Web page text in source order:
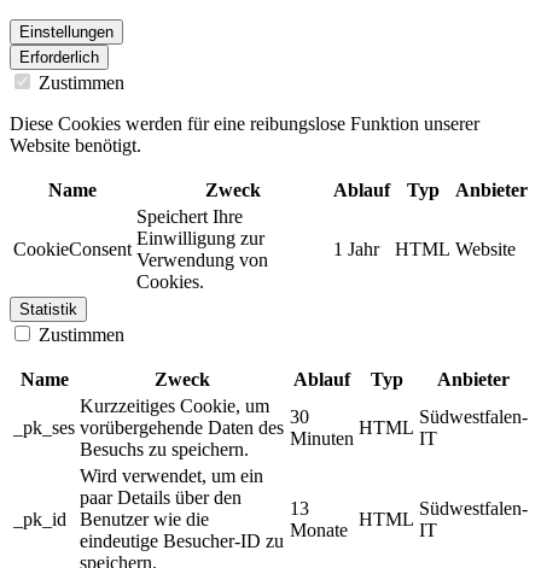
Einstellungen
Erforderlich
Zustimmen
Diese Cookies werden für eine reibungslose Funktion unserer
Website benötigt.
Name Zweck Ablauf Typ Anbieter
CookieConsent
Speichert Ihre
Einwilligung zur
Verwendung von
Cookies.
1 Jahr HTML Website
Statistik
Zustimmen
Name Zweck Ablauf Typ Anbieter
_pk_ses
Kurzzeitiges Cookie, um
vorübergehende Daten des
Besuchs zu speichern.
30
Minuten
HTML
Südwestfalen-
IT
_pk_id
Wird verwendet, um ein
paar Details über den
Benutzer wie die
eindeutige Besucher-ID zu
speichern.
13
Monate
HTML
Südwestfalen-
IT